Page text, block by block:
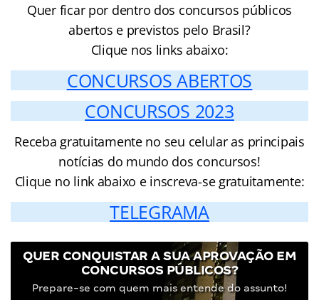
Quer ficar por dentro dos concursos públicos
abertos e previstos pelo Brasil?
Clique nos links abaixo:
CONCURSOS ABERTOS
CONCURSOS 2023
Receba gratuitamente no seu celular as principais
notícias do mundo dos concursos!
Clique no link abaixo e inscreva-se gratuitamente:
TELEGRAMA
QUER CONQUISTAR A SUA APROVAÇÃO EM
CONCURSOS PÚBLICOS?
Prepare-se com quem mais entende do assunto!